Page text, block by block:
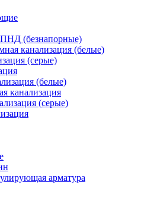
(безнапорные)
канализация (белые)
(серые)
(белые)
канализация
(серые)
арматура